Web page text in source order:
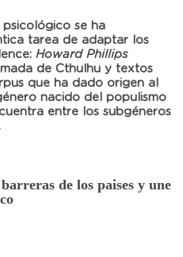
se ha
tarea de adaptar los
Howard Phillips
de Cthulhu y textos
que ha dado origen al
nacido del populismo
entre los subgéneros
de los paises y une